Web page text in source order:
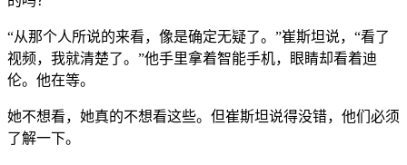
“从那个人所说的来看，像是确定无疑了。”崔斯坦说，“看了
视频，我就清楚了。”他手里拿着智能手机，眼睛却看着迪
伦。他在等。
她不想看，她真的不想看这些。但崔斯坦说得没错，他们必须
了解一下。